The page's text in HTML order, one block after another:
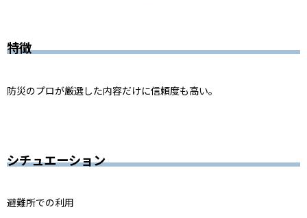
特徴
防災のプロが厳選した内容だけに信頼度も高い。
シチュエーション
避難所での利用